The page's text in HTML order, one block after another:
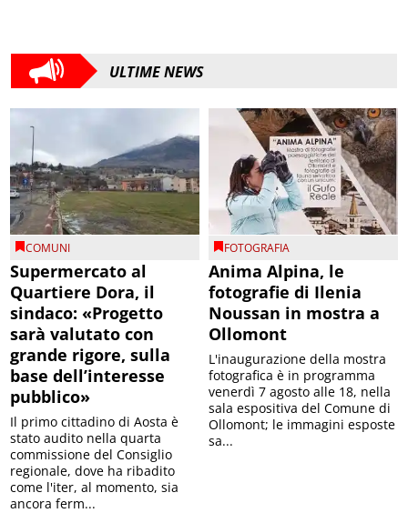
ULTIME NEWS
COMUNI
Supermercato al
Quartiere Dora, il
sindaco: «Progetto
sarà valutato con
grande rigore, sulla
base dell’interesse
pubblico»
Il primo cittadino di Aosta è
stato audito nella quarta
commissione del Consiglio
regionale, dove ha ribadito
come l'iter, al momento, sia
ancora ferm...
FOTOGRAFIA
Anima Alpina, le
fotografie di Ilenia
Noussan in mostra a
Ollomont
L'inaugurazione della mostra
fotografica è in programma
venerdì 7 agosto alle 18, nella
sala espositiva del Comune di
Ollomont; le immagini esposte
sa...